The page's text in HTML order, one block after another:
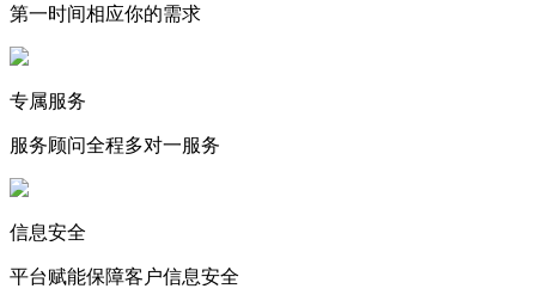
第一时间相应你的需求
专属服务
服务顾问全程多对一服务
信息安全
平台赋能保障客户信息安全